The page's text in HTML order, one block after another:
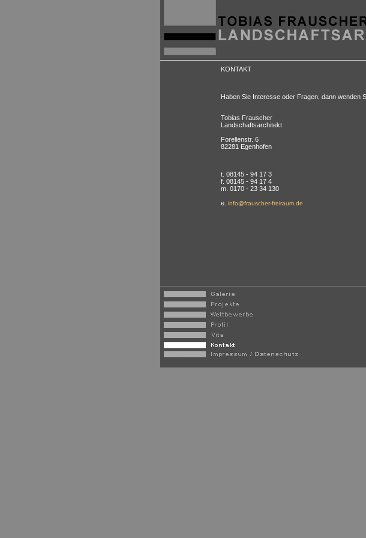
KONTAKT
Haben Sie Interesse oder Fragen, dann wenden
Tobias Frauscher
Landschaftsarchitekt
Forellenstr. 6
82281 Egenhofen
t. 08145 - 94 17 3
f. 08145 - 94 17 4
m. 0170 - 23 34 130
e. info@frauscher-freiraum.de